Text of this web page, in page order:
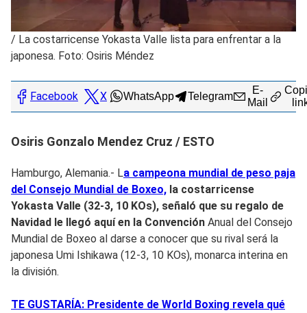
/ La costarricense Yokasta Valle lista para enfrentar a la
japonesa. Foto: Osiris Méndez
Facebook X WhatsApp Telegram
E-
Mail
Osiris Gonzalo Mendez Cruz / ESTO
Hamburgo, Alemania.- La campeona mundial de peso paja
del Consejo Mundial de Boxeo, la costarricense
Yokasta Valle (32-3, 10 KOs), señaló que su regalo de
Navidad le llegó aquí en la Convención Anual del Consejo
Mundial de Boxeo al darse a conocer que su rival será la
japonesa Umi Ishikawa (12-3, 10 KOs), monarca interina en
la división.
TE GUSTARÍA: Presidente de World Boxing revela qué